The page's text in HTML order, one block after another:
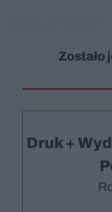
Zostało
Druk +